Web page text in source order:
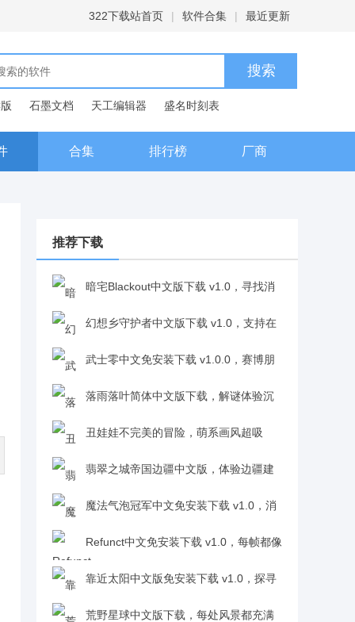
322下载站首页 | 软件合集 | 最近更新
石墨文档 天工编辑器
盛名时刻表
合集 排行榜 厂商
推荐下载
暗宅Blackout中文版下载 v1.0，寻找消
失妻子的恐惧之旅v1.0
幻想乡守护者中文版下载 v1.0，支持在
线合作的策略塔防冒险v1.0
武士零中文免安装下载 v1.0.0，赛博朋
克风像素动作冒险佳作v1.0.0
落雨落叶简体中文版下载，解谜体验沉
浸感十足v1.0.1
丑娃娃不完美的冒险，萌系画风超吸
睛，丑小镇探索乐趣多v1.0
翡翠之城帝国边疆中文版，体验边疆建
城乐趣十足v1.0
魔法气泡冠军中文免安装下载 v1.0，消
除体验酣畅淋漓超带感v1.0
Refunct中文免安装下载 v1.0，每帧都像
风景画超惊艳v1.0
靠近太阳中文版免安装下载 v1.0，探寻
真相过程超吸睛v1.0
荒野星球中文版下载，每处风景都充满